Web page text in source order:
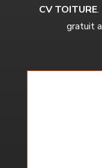
CV TOITURE
gratuit